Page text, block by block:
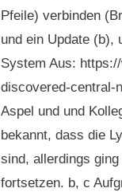
Pfeile) verbinden
und ein Update (b),
System Aus:
discovered-central-
Aspel und und
bekannt, dass die
sind, allerdings
fortsetzen. b, c